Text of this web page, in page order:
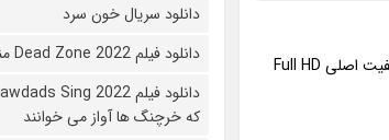
کنار ما ببینید | دانلود انیمیشن زیبای My Little Pony ( پونی کوچولوی من: نسل جدید ) با لینک مستقیم و کیفیت اصلی Full HD
دانلود سریال خون سرد
دانلود فیلم 2022 Dead Zone منطقه مرده
که خرچنگ ها آواز می خوانند